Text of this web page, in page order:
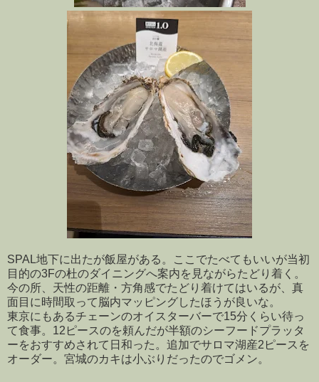
SPAL地下に出たが飯屋がある。ここでたべてもいいが当初
目的の3Fの杜のダイニングへ案内を見ながらたどり着く。
今の所、天性の距離・方角感でたどり着けてはいるが、真
面目に時間取って脳内マッピングしたほうが良いな。
東京にもあるチェーンのオイスターバーで15分くらい待っ
て食事。12ピースのを頼んだが半額のシーフードプラッタ
ーをおすすめされて日和った。追加でサロマ湖産2ピースを
オーダー。宮城のカキは小ぶりだったのでゴメン。